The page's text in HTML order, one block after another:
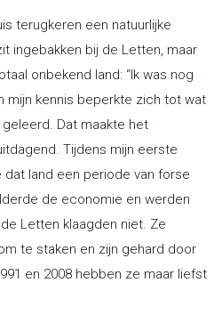
terugkeren een natuurlijke
ingebakken bij de Letten, maar
onbekend land: “Ik was nog
mijn kennis beperkte zich tot wat
Dat maakte het
Tijdens mijn eerste
dat land een periode van forse
de economie en werden
Letten klaagden niet. Ze
te staken en zijn gehard door
en 2008 hebben ze maar liefst